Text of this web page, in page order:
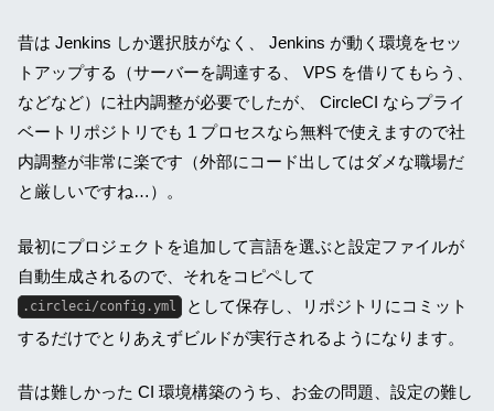
昔は Jenkins しか選択肢がなく、 Jenkins が動く環境をセッ
トアップする（サーバーを調達する、 VPS を借りてもらう、
などなど）に社内調整が必要でしたが、 CircleCI ならプライ
ベートリポジトリでも 1 プロセスなら無料で使えますので社
内調整が非常に楽です（外部にコード出してはダメな職場だ
と厳しいですね…）。
最初にプロジェクトを追加して言語を選ぶと設定ファイルが
自動生成されるので、それをコピペして
.circleci/config.yml
として保存し、リポジトリにコミット
するだけでとりあえずビルドが実行されるようになります。
昔は難しかった CI 環境構築のうち、お金の問題、設定の難し